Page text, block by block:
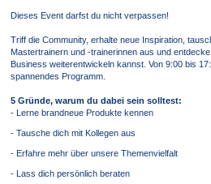
Dieses Event darfst du nicht verpassen!
Triff die Community, erhalte neue Inspiration,
Mastertrainern und -trainerinnen aus und
Business weiterentwickeln kannst. Von 9:00 bis
spannendes Programm.
5 Gründe, warum du dabei sein solltest:
- Lerne brandneue Produkte kennen
- Tausche dich mit Kollegen aus
- Erfahre mehr über unsere Themenvielfalt
- Lass dich persönlich beraten